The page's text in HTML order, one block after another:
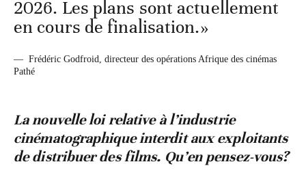
2026. Les plans sont actuellement
en cours de finalisation.»
— Frédéric Godfroid, directeur des opérations Afrique des cinémas
Pathé
La nouvelle loi relative à l’industrie
cinématographique interdit aux exploitants
de distribuer des films. Qu’en pensez-vous?